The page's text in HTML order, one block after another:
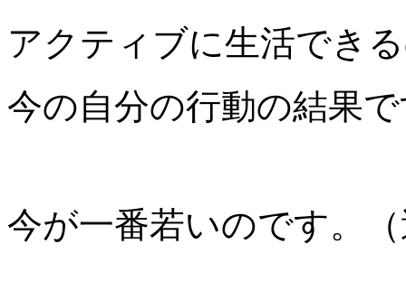
アクティブに生活でき
今の自分の行動の結果
今が一番若いのです。